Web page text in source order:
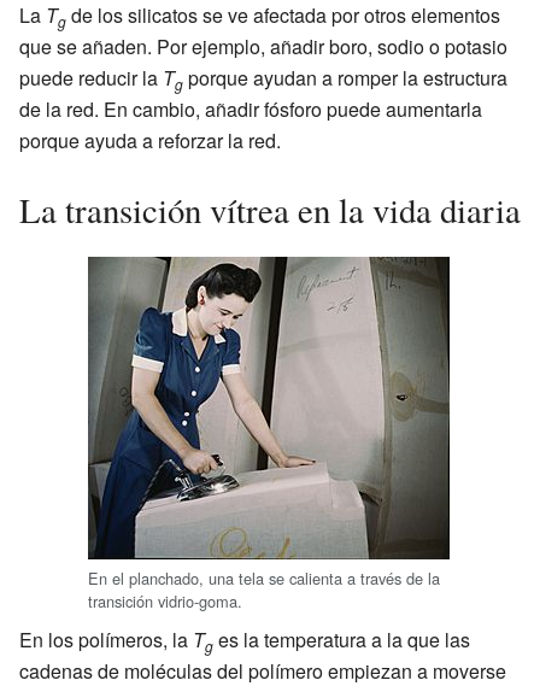
La Tg de los silicatos se ve afectada por otros elementos
que se añaden. Por ejemplo, añadir boro, sodio o potasio
puede reducir la Tg porque ayudan a romper la estructura
de la red. En cambio, añadir fósforo puede aumentarla
porque ayuda a reforzar la red.
La transición vítrea en la vida diaria
En el planchado, una tela se calienta a través de la
transición vidrio-goma.
En los polímeros, la Tg es la temperatura a la que las
cadenas de moléculas del polímero empiezan a moverse